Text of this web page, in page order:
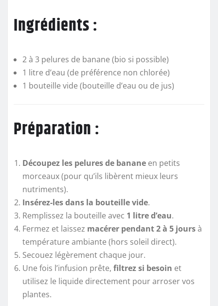
Ingrédients :
2 à 3 pelures de banane (bio si possible)
1 litre d’eau (de préférence non chlorée)
1 bouteille vide (bouteille d’eau ou de jus)
Préparation :
Découpez les pelures de banane en petits
morceaux (pour qu’ils libèrent mieux leurs
nutriments).
Insérez-les dans la bouteille vide.
Remplissez la bouteille avec 1 litre d’eau.
Fermez et laissez macérer pendant 2 à 5 joursà
température ambiante (hors soleil direct).
Secouez légèrement chaque jour.
Une fois l’infusion prête, filtrez si besoin et
utilisez le liquide directement pour arroser vos
plantes.